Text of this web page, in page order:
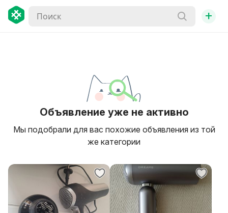
+
Объявление уже не активно
Мы подобрали для вас похожие объявления из той
же категории